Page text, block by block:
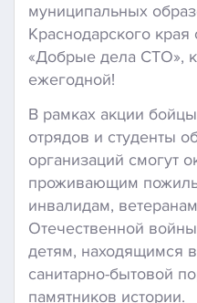
муниципальных
Краснодарского края
«Добрые дела СТО»,
ежегодной!
В рамках акции
отрядов и студенты
организаций смогут
проживающим
инвалидам,
Отечественной
детям, находящимся
санитарно-бытовой
памятников истории.